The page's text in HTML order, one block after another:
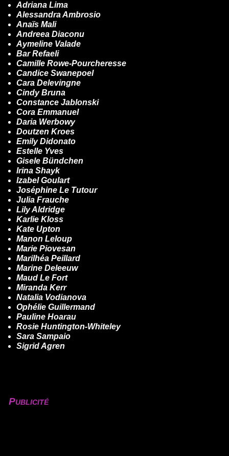
Adriana Lima
Alessandra Ambrosio
Anaïs Mali
Andreea Diaconu
Aymeline Valade
Bar Refaeli
Camille Rowe-Pourcheresse
Candice Swanepoel
Cara Delevingne
Cindy Bruna
Constance Jablonski
Cora Emmanuel
Daria Werbowy
Doutzen Kroes
Emily Didonato
Estelle Yves
Gisele Bündchen
Irina Shayk
Izabel Goulart
Joséphine Le Tutour
Julia Frauche
Lily Aldridge
Karlie Kloss
Kate Upton
Manon Leloup
Marie Piovesan
Marilhéa Peillard
Marine Deleeuw
Maud Le Fort
Miranda Kerr
Natalia Vodianova
Ophélie Guillermand
Pauline Hoarau
Rosie Huntington-Whiteley
Sara Sampaio
Sigrid Agren
Publicité